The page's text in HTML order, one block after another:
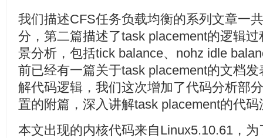
我们描述CFS任务负载均衡的系列文章一
分，第二篇描述了task placement的逻辑
景分析，包括tick balance、nohz idle
前已经有一篇关于task placement的文档
解代码逻辑，我们这次增加了代码分析部
置的附篇，深入讲解task placement的代码
本文出现的内核代码来自Linux5.10.61，